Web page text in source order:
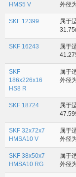
HMS5 V
外径
SKF 12399
属于
SKF 16243
属于
SKF
186x226x16
HS8 R
属于
外径
SKF 18724
属于
SKF 32x72x7
HMSA10 V
属于
外径
SKF 38x50x7
HMSA10 RG
属于
外径